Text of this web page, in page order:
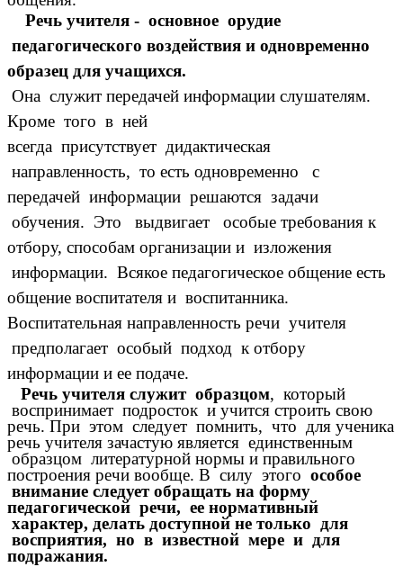
Речь учителя - основное орудие
педагогического воздействия и одновременно
образец для учащихся.
Она служит передачей информации слушателям.
Кроме того в ней
всегда присутствует дидактическая
направленность, то есть одновременно с
передачей информации решаются задачи
обучения. Это выдвигает особые требования к
отбору, способам организации и изложения
информации. Всякое педагогическое общение есть
общение воспитателя и воспитанника.
Воспитательная направленность речи учителя
предполагает особый подход к отбору
информации и ее подаче.
Речь учителя служит образцом, который
воспринимает подросток и учится строить свою
речь. При этом следует помнить, что для ученика
речь учителя зачастую является единственным
образцом литературной нормы и правильного
построения речи вообще. В силу этого особое
внимание следует обращать на форму
педагогической речи, ее нормативный
характер, делать доступной не только для
восприятия, но в известной мере и для
подражания.